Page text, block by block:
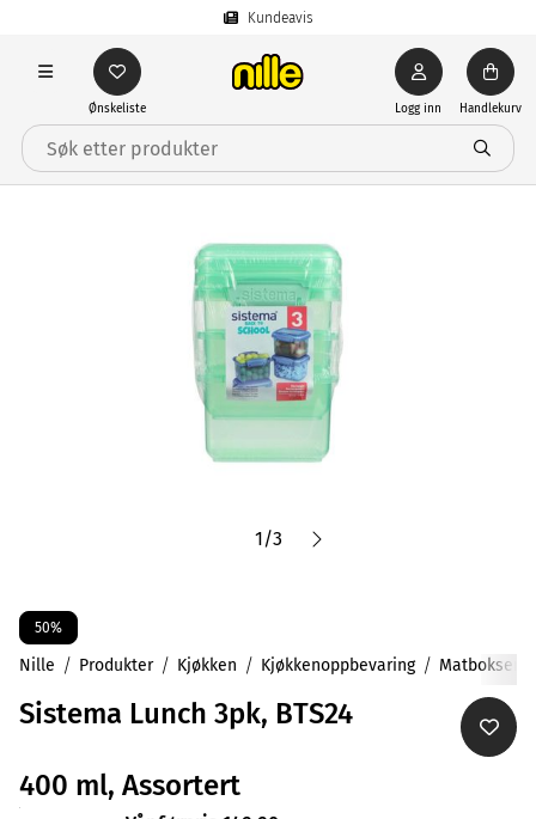
Kundeavis
Ønskeliste Logg inn Handlekurv
1/3
50%
Nille Produkter Kjøkken Kjøkkenoppbevaring Matbokser
Sistema Lunch 3pk, BTS24
400 ml, Assortert